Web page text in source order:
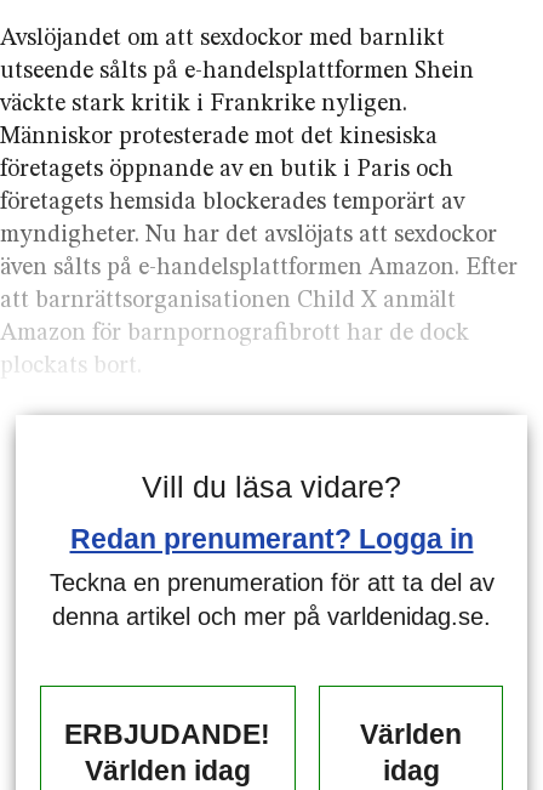
Avslöjandet om att sexdockor med barnlikt
utseende sålts på e-handels­plattformen Shein
väckte stark kritik i Frankrike nyligen.
Människor protesterade mot det kinesiska
företagets öppnande av en butik i Paris och
företagets hemsida blockerades temporärt av
myndigheter. Nu har det avslöjats att sexdockor
även sålts på e-handels­plattformen Amazon. Efter
att barnrätts­organisationen Child X anmält
Amazon för barnpornografi­brott har de dock
plockats bort.
Vill du läsa vidare?
Redan prenumerant? Logga in
Teckna en prenumeration för att ta del av
denna artikel och mer på varldenidag.se.
ERBJUDANDE!
Världen idag
Världen
idag